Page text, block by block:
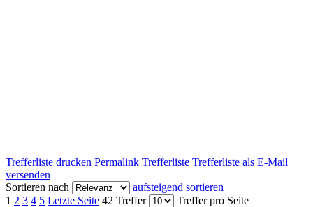
Trefferliste drucken Permalink Trefferliste Trefferliste als E-Mail
versenden
Sortieren nach
aufsteigend sortieren
1 2 3 4 5 Letzte Seite 42 Treffer Treffer pro Seite